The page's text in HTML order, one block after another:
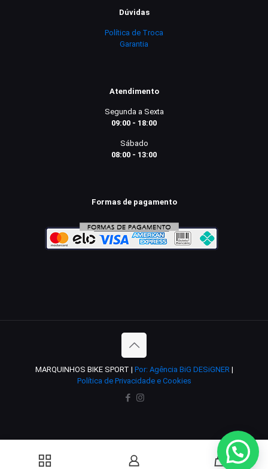
Dúvidas
Política de Troca
Garantia
Atendimento
Segunda a Sexta
09:00 - 18:00
Sábado
08:00 - 13:00
Formas de pagamento
MARQUINHOS BIKE SPORT | Por: Agência BiG DESiGNER |
Política de Privacidade e Cookies
0